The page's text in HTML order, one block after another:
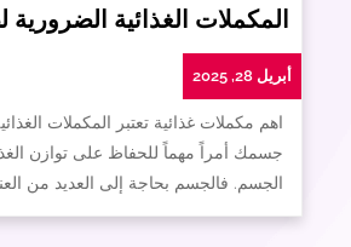
المكملات الغذائية
أبريل 28, 2025
اهم مكملات غذائية تعتبر المكملات
جسمك أمراً مهماً للحفاظ على توازن
الجسم. فالجسم بحاجة إلى العديد من